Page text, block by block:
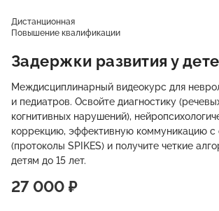
Дистанционная
Повышение квалификации
Задержки развития у
Междисциплинарный видеокурс для
и педиатров. Освойте диагностику
когнитивных нарушений),
коррекцию, эффективную коммуникацию с
(протоколы SPIKES) и получите четкие
детям до 15 лет.
27 000 ₽